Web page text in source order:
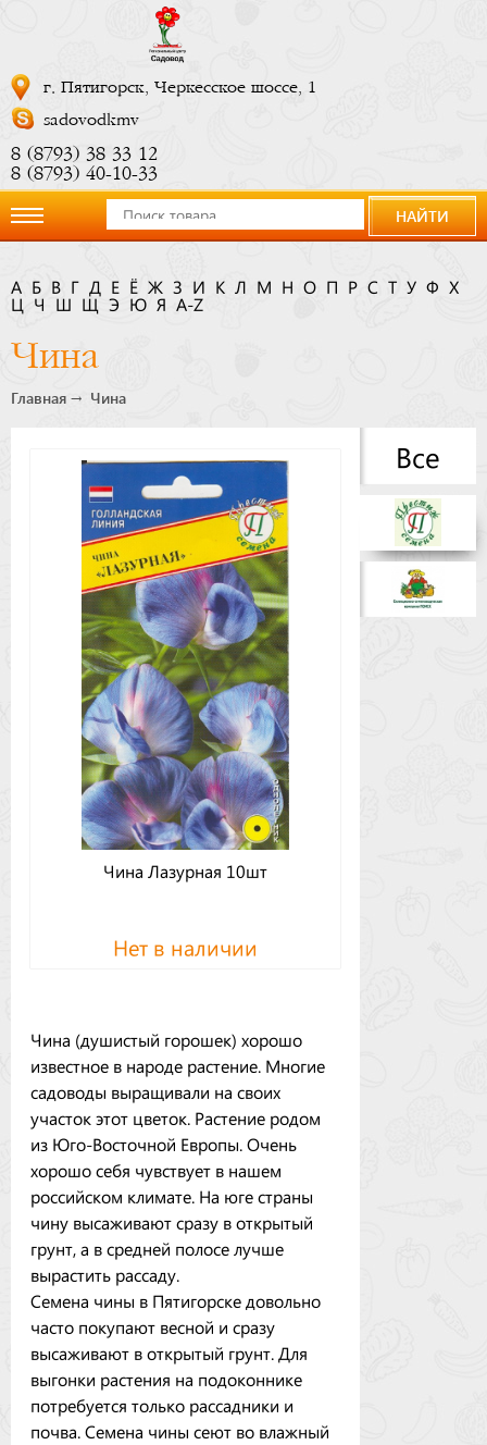
г. Пятигорск, Черкесское шоссе, 1
sadovodkmv
8 (8793) 38 33 12
8 (8793) 40-10-33
компании
Новости
сейчас
Бренды
Доставка
Оптовикам
НАЙТИ
А Б В Г Д Е Ё Ж З И К Л М Н О П Р С Т У Ф
Х
Ч Э Ю Я A-Z
Чина
Главная Чина
Чина Лазурная 10шт
Нет в наличии
Чина (душистый горошек) хорошо
известное в народе растение. Многие
садоводы выращивали на своих
участок этот цветок. Растение родом
из Юго-Восточной Европы. Очень
хорошо себя чувствует в нашем
российском климате. На юге страны
чину высаживают сразу в открытый
грунт, а в средней полосе лучше
вырастить рассаду.
Семена чины в Пятигорске довольно
часто покупают весной и сразу
высаживают в открытый грунт. Для
выгонки растения на подоконнике
потребуется только рассадники и
почва. Семена чины сеют во влажный
Все